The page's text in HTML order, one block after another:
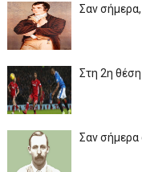
Σαν
Στη 2η
Σαν σήμερα